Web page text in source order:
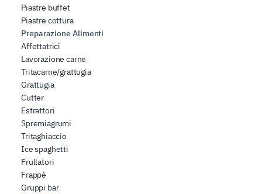
Piastre buffet
Piastre cottura
Preparazione Alimenti
Affettatrici
Lavorazione carne
Tritacarne/grattugia
Grattugia
Cutter
Estrattori
Spremiagrumi
Tritaghiaccio
Ice spaghetti
Frullatori
Frappè
Gruppi bar